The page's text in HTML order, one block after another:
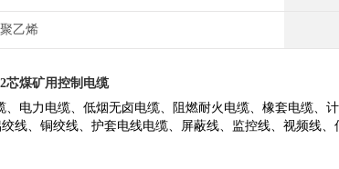
聚乙烯
芯煤矿用控制电缆
、电力电缆、低烟无卤电缆、阻燃耐火电缆、橡套电缆、
线、铜绞线、护套电线电缆、屏蔽线、监控线、视频线、